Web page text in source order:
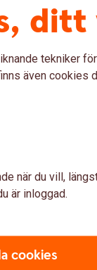
euro i början
i
du en
den
motsvarar
vill säga
och
ditt
tekniker
även cookies
när du vill,
är inloggad.
cookies